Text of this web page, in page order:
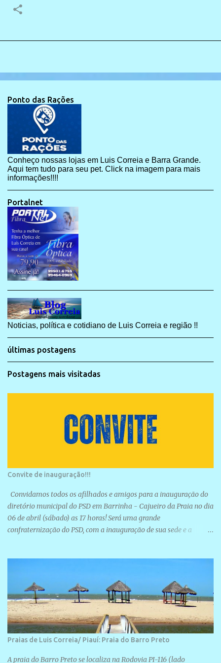
Ponto das Rações
Conheço nossas lojas em Luis Correia e Barra Grande.
Aqui tem tudo para seu pet. Click na imagem para mais
informações!!!!
Portalnet
Noticias, política e cotidiano de Luis Correia e região !!
últimas postagens
Postagens mais visitadas
Convite de inauguração!!!
Convidamos todos os afilhados e amigos para a inauguração do
diretório municipal do PSD em Barrinha - Cajueiro da Praia no dia
06 de abril (sábado) as 17 horas! Será uma grande
confraternização do PSD, com a inauguração de sua sede e a
Praias de Luis Correia/ Piauí: Praia do Barro Preto
A praia do Barro Preto se localiza na Rodovia PI-116 (lado